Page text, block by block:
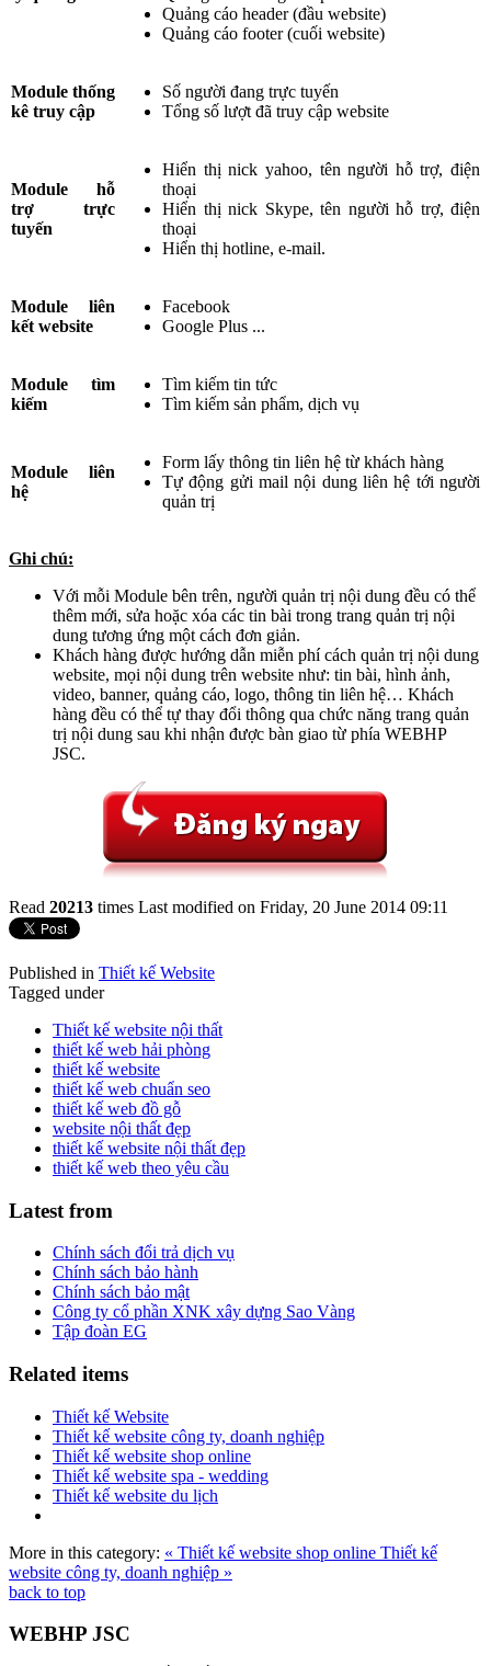
Quảng cáo header (đầu website)
Quảng cáo footer (cuối website)
Module thống
kê truy cập
Số người đang trực tuyến
Tổng số lượt đã truy cập website
Module hỗ
trợ trực
tuyến
Hiển thị nick yahoo, tên người hỗ trợ, điện
thoại
Hiển thị nick Skype, tên người hỗ trợ, điện
thoại
Hiển thị hotline, e-mail.
Module liên
kết website
Facebook
Google Plus ...
Module tìm
kiếm
Tìm kiếm tin tức
Tìm kiếm sản phẩm, dịch vụ
Module liên
hệ
Form lấy thông tin liên hệ từ khách hàng
Tự động gửi mail nội dung liên hệ tới người
quản trị
Ghi chú:
Với mỗi Module bên trên, người quản trị nội dung đều có thể
thêm mới, sửa hoặc xóa các tin bài trong trang quản trị nội
dung tương ứng một cách đơn giản.
Khách hàng được hướng dẫn miễn phí cách quản trị nội dung
website, mọi nội dung trên website như: tin bài, hình ảnh,
video, banner, quảng cáo, logo, thông tin liên hệ… Khách
hàng đều có thể tự thay đổi thông qua chức năng trang quản
trị nội dung sau khi nhận được bàn giao từ phía WEBHP
JSC.
Read 20213 times Last modified on Friday, 20 June 2014 09:11
Published in Thiết kế Website
Tagged under
Thiết kế website nội thất
thiết kế web hải phòng
thiết kế website
thiết kế web chuẩn seo
thiết kế web đồ gỗ
website nội thất đẹp
thiết kế website nội thất đẹp
thiết kế web theo yêu cầu
Latest from
Chính sách đổi trả dịch vụ
Chính sách bảo hành
Chính sách bảo mật
Công ty cổ phần XNK xây dựng Sao Vàng
Tập đoàn EG
Related items
Thiết kế Website
Thiết kế website công ty, doanh nghiệp
Thiết kế website shop online
Thiết kế website spa - wedding
Thiết kế website du lịch
More in this category: « Thiết kế website shop online Thiết kế
website công ty, doanh nghiệp »
back to top
WEBHP JSC